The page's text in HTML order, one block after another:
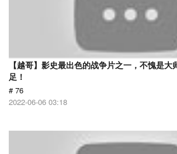
【越哥】影史最出色的战争片之一，不愧是
足！
# 76
2022-06-06 03:18